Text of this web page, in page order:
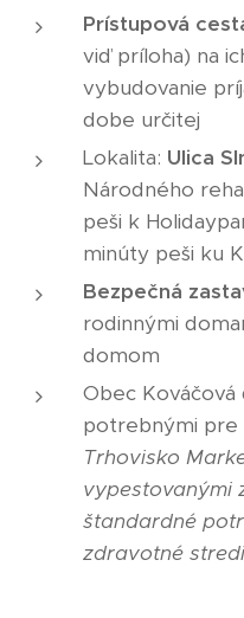
Prístupová
viď príloha) na
vybudovanie
dobe určitej
Lokalita: Ulica
Národného
peši k
minúty peši ku
Bezpečná
rodinnými
domom
Obec Kováčová
potrebnými pre
Trhovisko
vypestovanými
štandardné
zdravotné